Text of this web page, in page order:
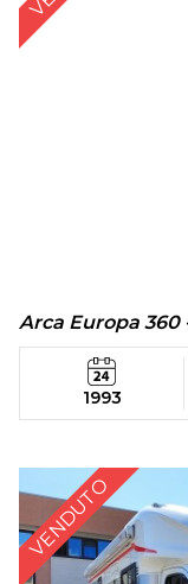
Arca Europa 360
1993
VENDUTO